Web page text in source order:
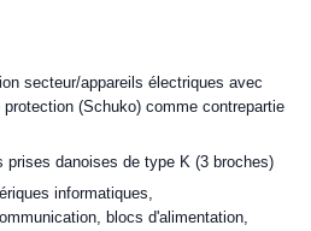
secteur/appareils électriques avec
(Schuko) comme contrepartie
prises danoises de type K (3 broches)
informatiques,
blocs d'alimentation,